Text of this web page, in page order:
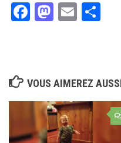
Facebook
Mastodon
Email
VOUS AIMEREZ